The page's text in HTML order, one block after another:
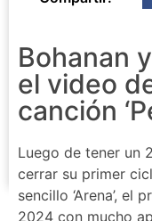
Bohanan
el video
canción
Luego de tener un
cerrar su primer
sencillo ‘Arena’, el
2024 con mucho